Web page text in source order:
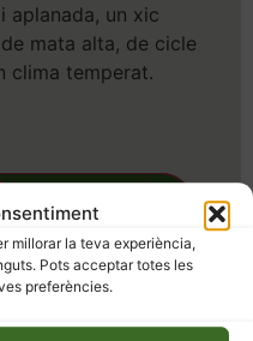
millorar la teva experiència,
Pots acceptar totes les
preferències.
aplanada, un xic
mata alta, de cicle
clima temperat.
a la cistella